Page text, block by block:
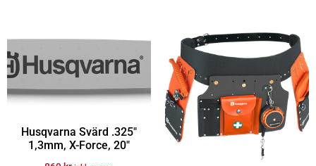
Husqvarna Svärd .325″
1,3mm, X-Force, 20″